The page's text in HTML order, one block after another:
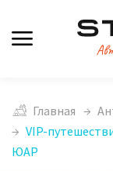
Главная
VIP-
ЮАР